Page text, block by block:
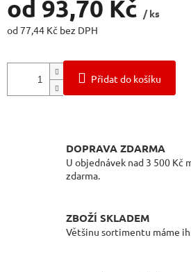
od 93,70 Kč / ks
od77,44 Kč bez DPH
cena:
Přidat do košíku
DOPRAVA ZDARMA
U objednávek nad 3 500 Kč
zdarma.
ZBOŽÍ SKLADEM
Většinu sortimentu máme